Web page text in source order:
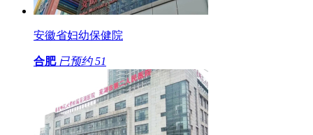
安徽省妇幼保健院
合肥 已预约 51